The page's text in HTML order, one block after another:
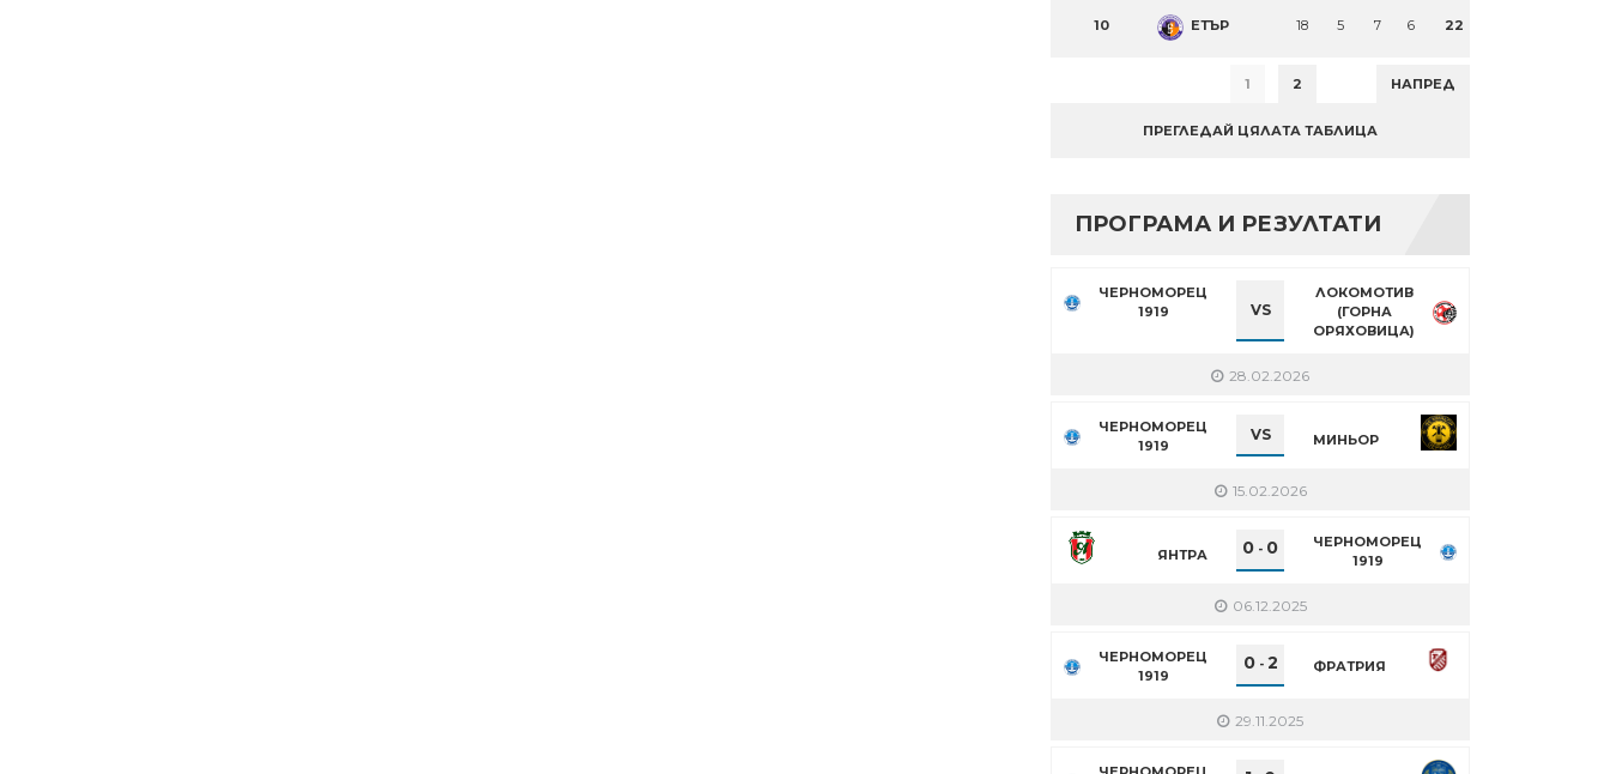
10 ЕТЪР 18 5 7 6 22
1 2 НАПРЕД
ПРЕГЛЕДАЙ ЦЯЛАТА ТАБЛИЦА
ПРОГРАМА И РЕЗУЛТАТИ
ЧЕРНОМОРЕЦ
1919
VS
ЛОКОМОТИВ
(ГОРНА
ОРЯХОВИЦА)
28.02.2026
ЧЕРНОМОРЕЦ
1919
VS МИНЬОР
15.02.2026
ЯНТРА 0 - 0
ЧЕРНОМОРЕЦ
1919
06.12.2025
ЧЕРНОМОРЕЦ
1919
0- 2 ФРАТРИЯ
29.11.2025